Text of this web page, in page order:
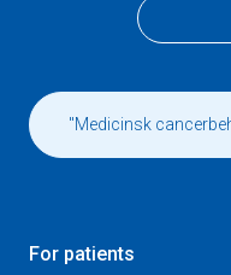
For patients